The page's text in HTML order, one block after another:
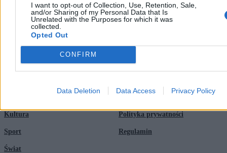
I want to opt-out of Collection, Use, Retention, Sale,
and/or Sharing of my Personal Data that Is
Unrelated with the Purposes for which it was
collected.
Opted Out
CONFIRM
Data Deletion Data Access Privacy Policy
Newsroom
Reklama
Technologia
Kultura
Sport
Świat
Regulamin
Polityka prywatności
Regulamin